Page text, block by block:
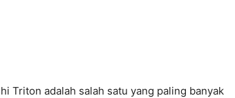
Triton adalah salah satu yang paling banyak